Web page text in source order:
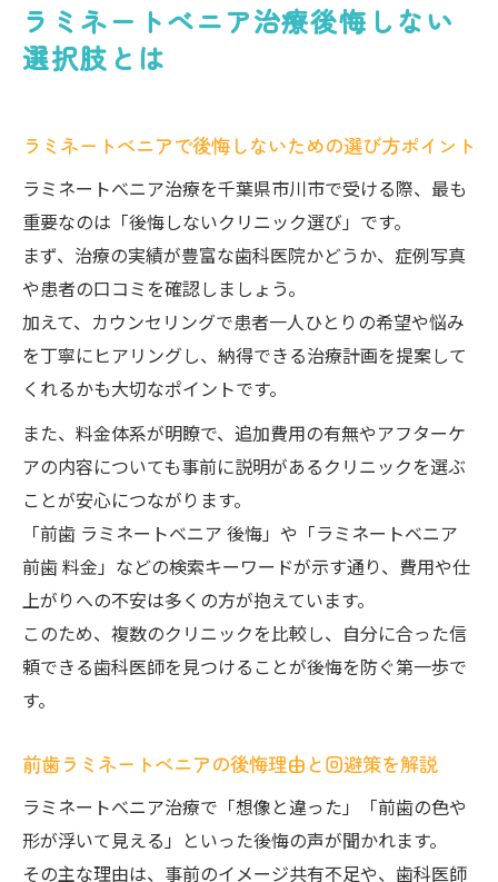
前歯ラミネートべニアで失敗しないクリニ
ックの特徴
ラミネートべニアで前歯の自然な白さを叶
える方法
前歯ラミネートべニアの色選びで後悔しな
いコツ
ラミネートべニアで自然な形に仕上げるポ
イント
前歯ラミネートべニアの症例写真から学ぶ
選び方
自然な前歯を目指すラミネートべニアの審
美技術
千葉県市川市で安心できるラミネートべニア情
報
市川市で信頼できるラミネートべニア歯科
の選び方
市川市でラミネートべニア治療を受ける際
の注意点
ラミネートべニア専門の相談ができる歯科
ラミネートべニア治療後悔しない
選択肢とは
ラミネートべニアで後悔しないための選び方ポイント
ラミネートべニア治療を千葉県市川市で受ける際、最も
重要なのは「後悔しないクリニック選び」です。
まず、治療の実績が豊富な歯科医院かどうか、症例写真
や患者の口コミを確認しましょう。
加えて、カウンセリングで患者一人ひとりの希望や悩み
を丁寧にヒアリングし、納得できる治療計画を提案して
くれるかも大切なポイントです。
また、料金体系が明瞭で、追加費用の有無やアフターケ
アの内容についても事前に説明があるクリニックを選ぶ
ことが安心につながります。
「前歯 ラミネートベニア 後悔」や「ラミネートベニア
前歯 料金」などの検索キーワードが示す通り、費用や仕
上がりへの不安は多くの方が抱えています。
このため、複数のクリニックを比較し、自分に合った信
頼できる歯科医師を見つけることが後悔を防ぐ第一歩で
す。
前歯ラミネートべニアの後悔理由と回避策を解説
ラミネートべニア治療で「想像と違った」「前歯の色や
形が浮いて見える」といった後悔の声が聞かれます。
その主な理由は、事前のイメージ共有不足や、歯科医師